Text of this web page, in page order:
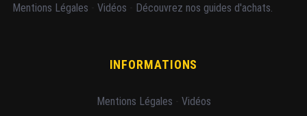
Mentions Légales Vidéos Découvrez nos guides d'achats.
INFORMATIONS
Mentions Légales Vidéos